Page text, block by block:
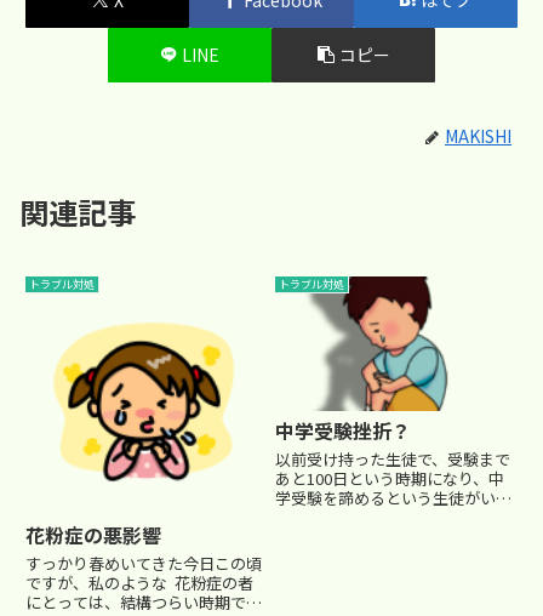
LINE コピー
MAKISHI
関連記事
トラブル対処
花粉症の悪影響
すっかり春めいてきた今日この頃
ですが、私のような 花粉症の者
にとっては、結構つらい時期で
トラブル対処
中学受験挫折？
以前受け持った生徒で、受験まで
あと100日という時期になり、中
学受験を諦めるという生徒がいま